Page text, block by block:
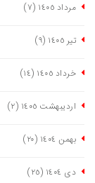
مرداد ١٤٠٥ (٧)
تیر ١٤٠٥ (٩)
خرداد ١٤٠٥ (١٤)
اردیبهشت ١٤٠٥ (٢)
بهمن ١٤٠٤ (٢٠)
دی ١٤٠٤ (٢٥)